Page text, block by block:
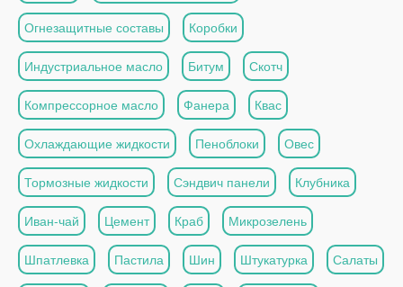
Огнезащитные составы Коробки
Индустриальное масло Битум Скотч
Компрессорное масло Фанера Квас
Охлаждающие жидкости Пеноблоки Овес
Тормозные жидкости Сэндвич панели Клубника
Иван-чай Цемент Краб Микрозелень
Шпатлевка Пастила Шин Штукатурка Салаты